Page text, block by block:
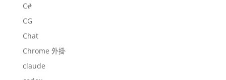
C#
CG
Chat
Chrome 外掛
claude